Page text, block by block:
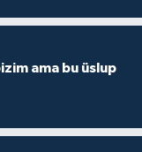
ama bu üslup